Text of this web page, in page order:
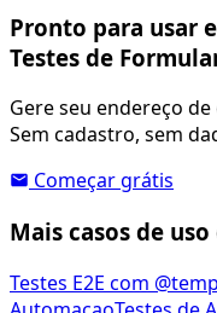
Pronto para usar
Testes de
Gere seu endereço
Sem cadastro, sem
Começar grátis
Mais casos de
Testes E2E com